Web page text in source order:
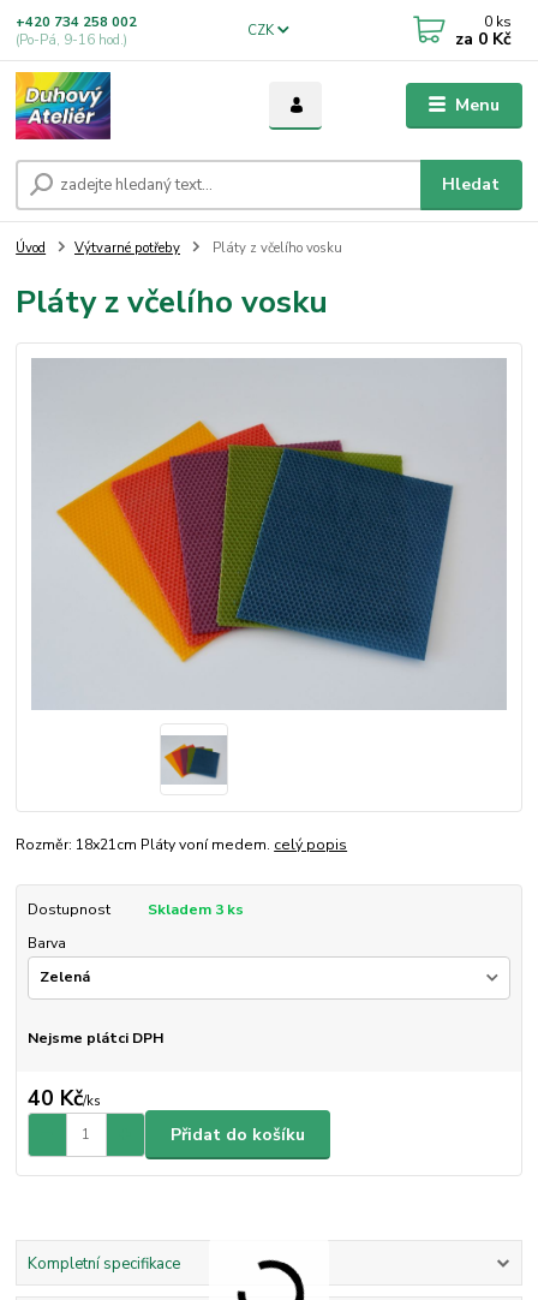
Menu
CZK
Hledat
+420 734 258 002
(Po-Pá, 9-16 hod.)
0 ks
za 0 Kč
Úvod Výtvarné potřeby Pláty z včelího vosku
Pláty z včelího vosku
Rozměr: 18x21cm Pláty voní medem. celý popis
Dostupnost
Skladem 3 ks
Barva
Nejsme plátci DPH
40 Kč/ks
Přidat do košíku
Kompletní specifikace